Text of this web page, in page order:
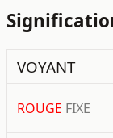
VOYANT
ROUGE FIXE